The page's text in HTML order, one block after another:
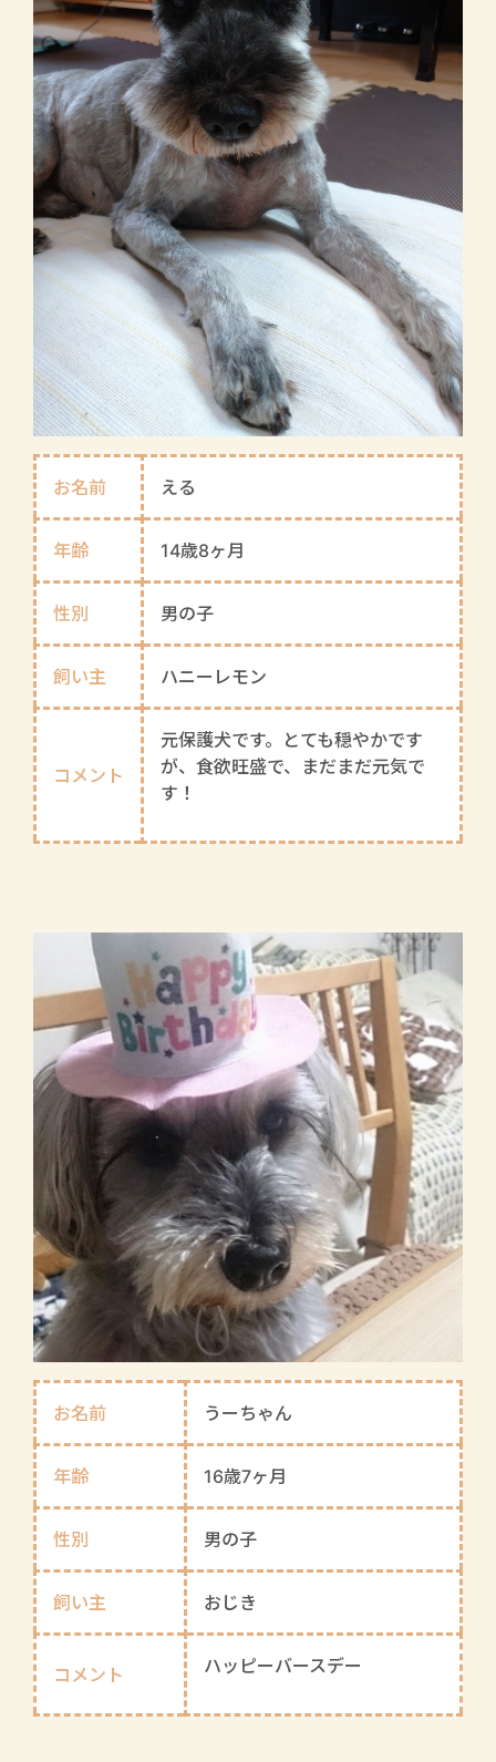
お名前 える
年齢 14歳8ヶ月
性別 男の子
飼い主 ハニーレモン
コメント
元保護犬です。とても穏やかです
が、食欲旺盛で、まだまだ元気で
す！
お名前 うーちゃん
年齢 16歳7ヶ月
性別 男の子
飼い主 おじき
コメント ハッピーバースデー